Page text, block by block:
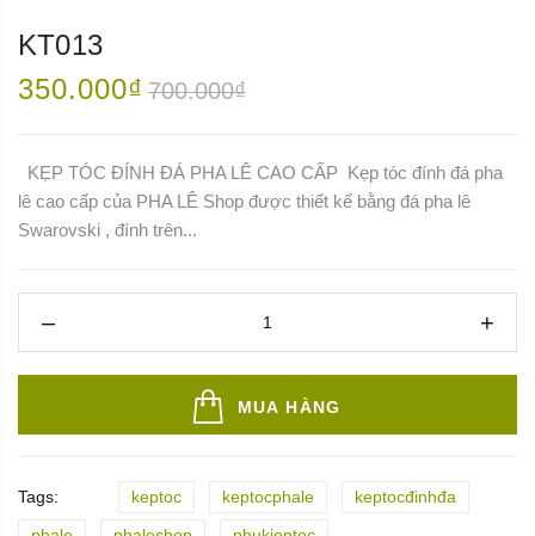
KT013
350.000₫ 700.000₫
KẸP TÓC ĐÍNH ĐÁ PHA LÊ CAO CẤP Kẹp tóc đính đá pha
lê cao cấp của PHA LÊ Shop được thiết kế bằng đá pha lê
Swarovski , đính trên...
MUA HÀNG
Tags: keptoc keptocphale
keptocđinhđa